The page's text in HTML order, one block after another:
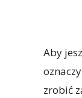
Aby
zrobić